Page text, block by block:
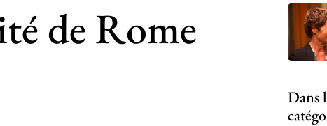
de Rome
Dans